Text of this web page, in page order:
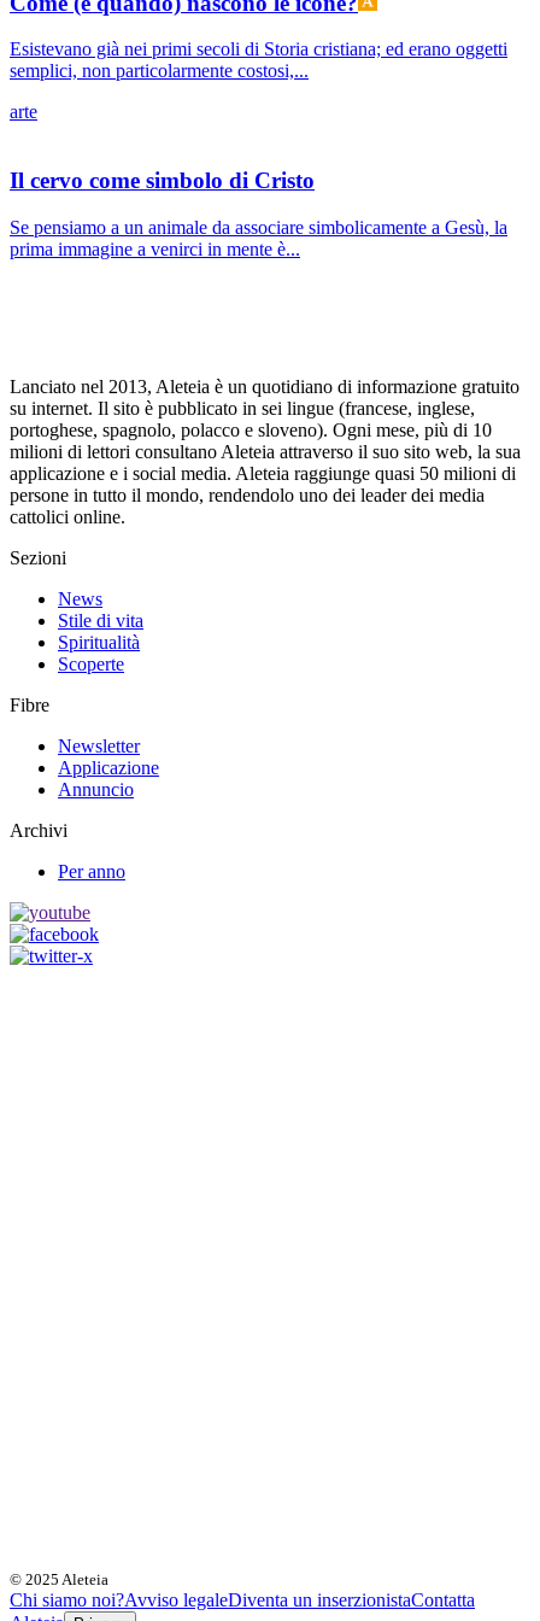
Esistevano già nei primi secoli di Storia cristiana; ed erano oggetti
semplici, non particolarmente costosi,...
arte
Il cervo come simbolo di Cristo
Se pensiamo a un animale da associare simbolicamente a Gesù, la
prima immagine a venirci in mente è...
Lanciato nel 2013, Aleteia è un quotidiano di informazione gratuito
su internet. Il sito è pubblicato in sei lingue (francese, inglese,
portoghese, spagnolo, polacco e sloveno). Ogni mese, più di 10
milioni di lettori consultano Aleteia attraverso il suo sito web, la sua
applicazione e i social media. Aleteia raggiunge quasi 50 milioni di
persone in tutto il mondo, rendendolo uno dei leader dei media
cattolici online.
Sezioni
News
Stile di vita
Spiritualità
Scoperte
Fibre
Newsletter
Applicazione
Annuncio
Archivi
Per anno
© 2025 Aleteia
Chi siamo noi?Avviso legaleDiventa un inserzionistaContatta